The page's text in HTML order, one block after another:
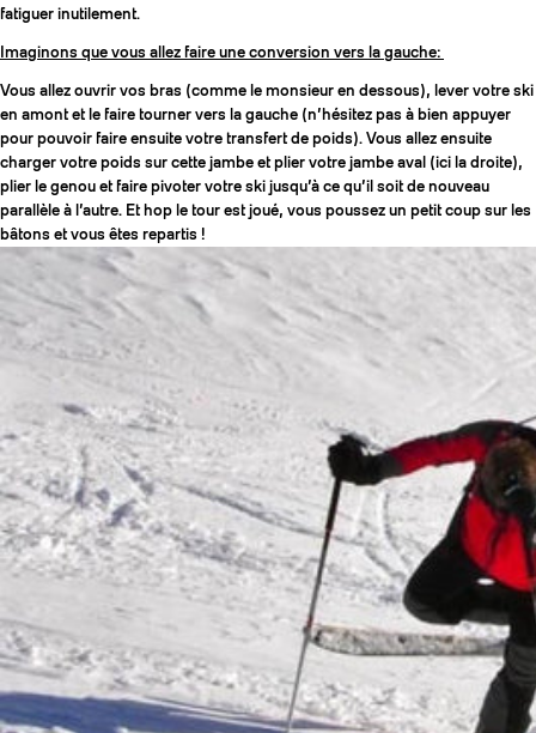
fatiguer inutilement.
Imaginons que vous allez faire une conversion vers la gauche:
Vous allez ouvrir vos bras (comme le monsieur en dessous), lever votre ski
en amont et le faire tourner vers la gauche (n’hésitez pas à bien appuyer
pour pouvoir faire ensuite votre transfert de poids). Vous allez ensuite
charger votre poids sur cette jambe et plier votre jambe aval (ici la droite),
plier le genou et faire pivoter votre ski jusqu’à ce qu’il soit de nouveau
parallèle à l’autre. Et hop le tour est joué, vous poussez un petit coup sur les
bâtons et vous êtes repartis !